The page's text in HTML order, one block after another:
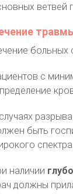
ветвей
больных
с
быть
наличии
должны